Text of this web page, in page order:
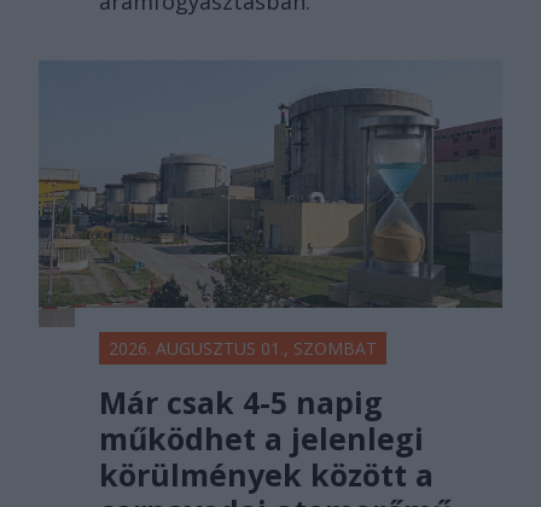
2026. AUGUSZTUS 01., SZOMBAT
Már csak 4-5 napig
működhet a jelenlegi
körülmények között a